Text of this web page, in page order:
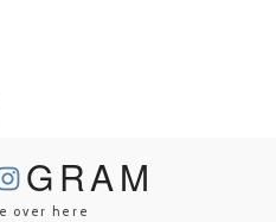
GRAM
over here